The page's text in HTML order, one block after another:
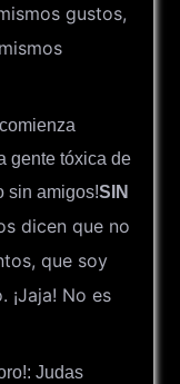
gustos,
gente tóxica de
sin amigos!SIN
dicen que no
que soy
¡Jaja! No es
Judas